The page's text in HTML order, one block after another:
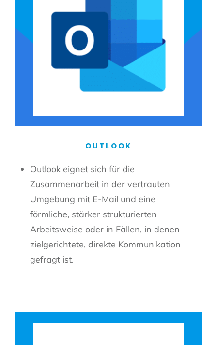
OUTLOOK
Outlook eignet sich für die
Zusammenarbeit in der vertrauten
Umgebung mit E-Mail und eine
förmliche, stärker strukturierten
Arbeitsweise oder in Fällen, in denen
zielgerichtete, direkte Kommunikation
gefragt ist.